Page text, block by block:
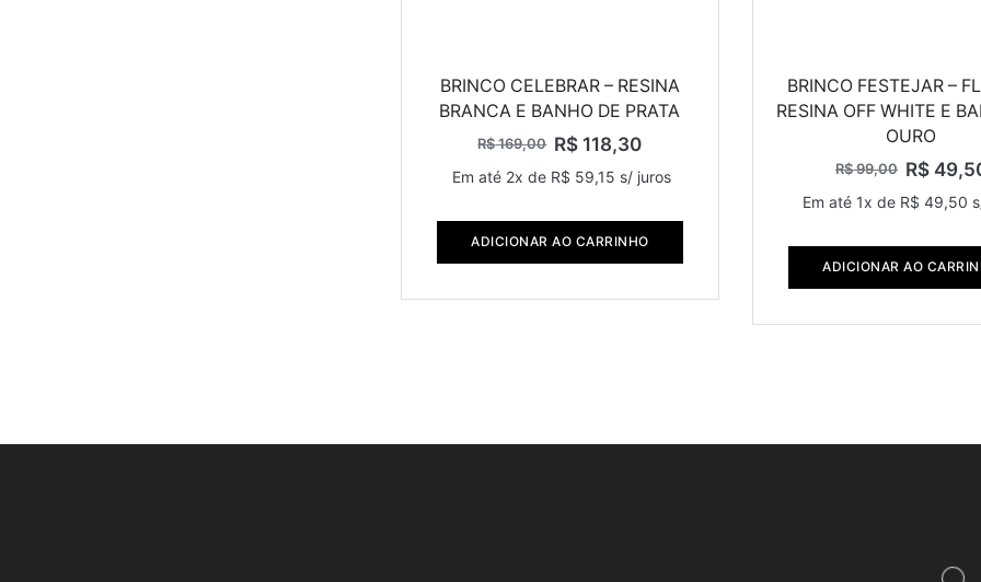
BRINCO CELEBRAR – RESINA
BRANCA E BANHO DE PRATA
R$169,00 R$ 118,30
Em até 2x de R$ 59,15 s/ juros
ADICIONAR AO CARRINHO
BRINCO FESTEJAR –
RESINA OFF WHITE E
OURO
R$99,00 R$
Em até 1x de R$ 49,50
ADICIONAR AO